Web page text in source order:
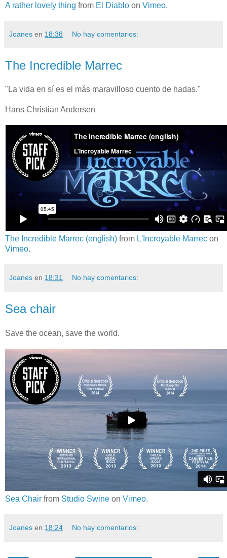
A rather lovely thing from El Diablo on Vimeo.
Joanes en 18:38 No hay comentarios:
The Incredible Marrec
"La vida en sí es el más maravilloso cuento de hadas."
Hans Christian Andersen
The Incredible Marrec (english) from L'Incroyable Marrec on
Vimeo.
Joanes en 18:31 No hay comentarios:
Sea chair
Save the ocean, save the world.
Sea Chair from Studio Swine on Vimeo.
Joanes en 18:24 No hay comentarios: